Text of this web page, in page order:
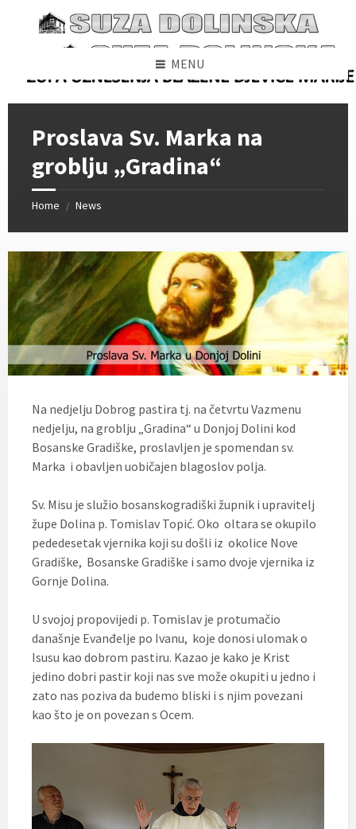
content
MENU
Proslava Sv. Marka na
groblju „Gradina“
Home / News
Na nedjelju Dobrog pastira tj. na četvrtu Vazmenu
nedjelju, na groblju „Gradina“ u Donjoj Dolini kod
Bosanske Gradiške, proslavljen je spomendan sv.
Marka i obavljen uobičajen blagoslov polja.
Sv. Misu je služio bosanskogradiški župnik i upravitelj
župe Dolina p. Tomislav Topić. Oko oltara se okupilo
pededesetak vjernika koji su došli iz okolice Nove
Gradiške, Bosanske Gradiške i samo dvoje vjernika iz
Gornje Dolina.
U svojoj propovijedi p. Tomislav je protumačio
današnje Evanđelje po Ivanu, koje donosi ulomak o
Isusu kao dobrom pastiru. Kazao je kako je Krist
jedino dobri pastir koji nas sve može okupiti u jedno i
zato nas poziva da budemo bliski i s njim povezani
kao što je on povezan s Ocem.